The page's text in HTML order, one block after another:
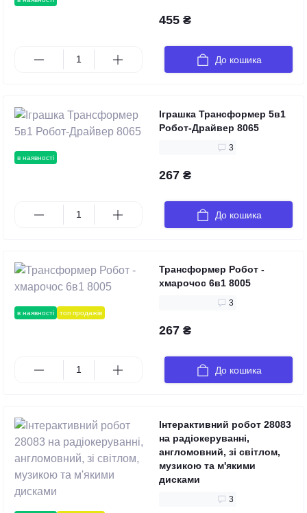
455 ₴
До кошика
в наявності
Іграшка Трансформер 5в1
Робот-Драйвер 8065
3
267 ₴
До кошика
в наявності топ продажів
Трансформер Робот -
хмарочос 6в1 8005
3
267 ₴
До кошика
Інтерактивний робот 28083
на радіокеруванні,
англомовний, зі світлом,
музикою та м'якими
дисками
3